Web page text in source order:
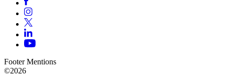
Footer Mentions
©2026